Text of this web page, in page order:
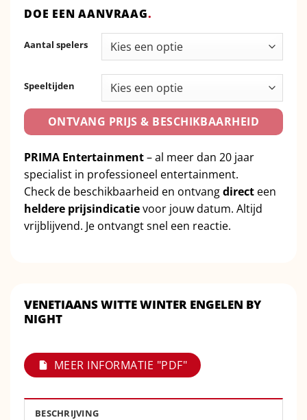
DOE EEN AANVRAAG.
Aantal spelers
Speeltijden
ONTVANG PRIJS & BESCHIKBAARHEID
PRIMA Entertainment– al meer dan 20 jaar
specialist in professioneel entertainment.
Check de beschikbaarheid en ontvangdirect een
heldere prijsindicatievoor jouw datum. Altijd
vrijblijvend. Je ontvangt snel een reactie.
VENETIAANS WITTE WINTER ENGELEN BY
NIGHT
MEER INFORMATIE "PDF"
BESCHRIJVING